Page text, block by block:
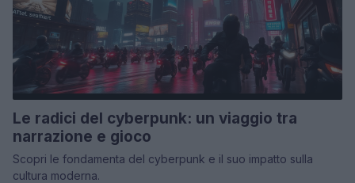
Le radici del cyberpunk: un viaggio tra
narrazione e gioco
Scopri le fondamenta del cyberpunk e il suo impatto sulla
cultura moderna.